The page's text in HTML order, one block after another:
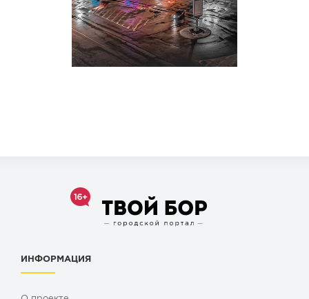
ИНФОРМАЦИЯ